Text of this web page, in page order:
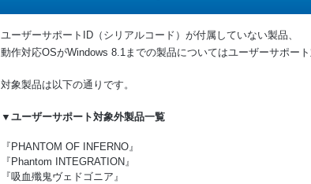
ユーザーサポートID（シリアルコード）が付属していない製品、
動作対応OSがWindows 8.1までの製品についてはユーザーサポート
対象製品は以下の通りです。
▼ユーザーサポート対象外製品一覧
『PHANTOM OF INFERNO』
『Phantom INTEGRATION』
『吸血殲鬼ヴェドゴニア』